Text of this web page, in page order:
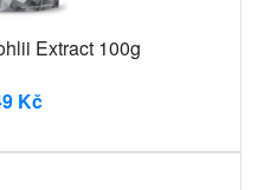
Extract 100g
Kč